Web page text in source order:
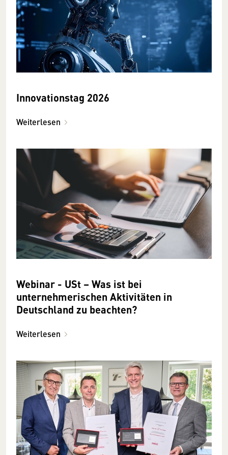
Innovationstag 2026
Weiterlesen
Webinar - USt – Was ist bei
unternehmerischen Aktivitäten in
Deutschland zu beachten?
Weiterlesen